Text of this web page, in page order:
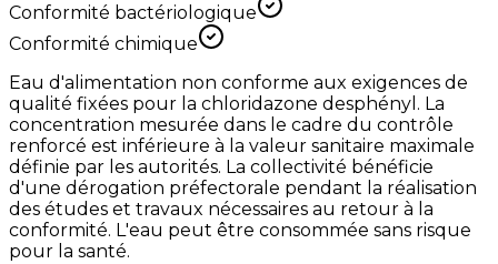
Conformité bactériologique
Conformité chimique
Eau d'alimentation non conforme aux exigences de
qualité fixées pour la chloridazone desphényl. La
concentration mesurée dans le cadre du contrôle
renforcé est inférieure à la valeur sanitaire maximale
définie par les autorités. La collectivité bénéficie
d'une dérogation préfectorale pendant la réalisation
des études et travaux nécessaires au retour à la
conformité. L'eau peut être consommée sans risque
pour la santé.